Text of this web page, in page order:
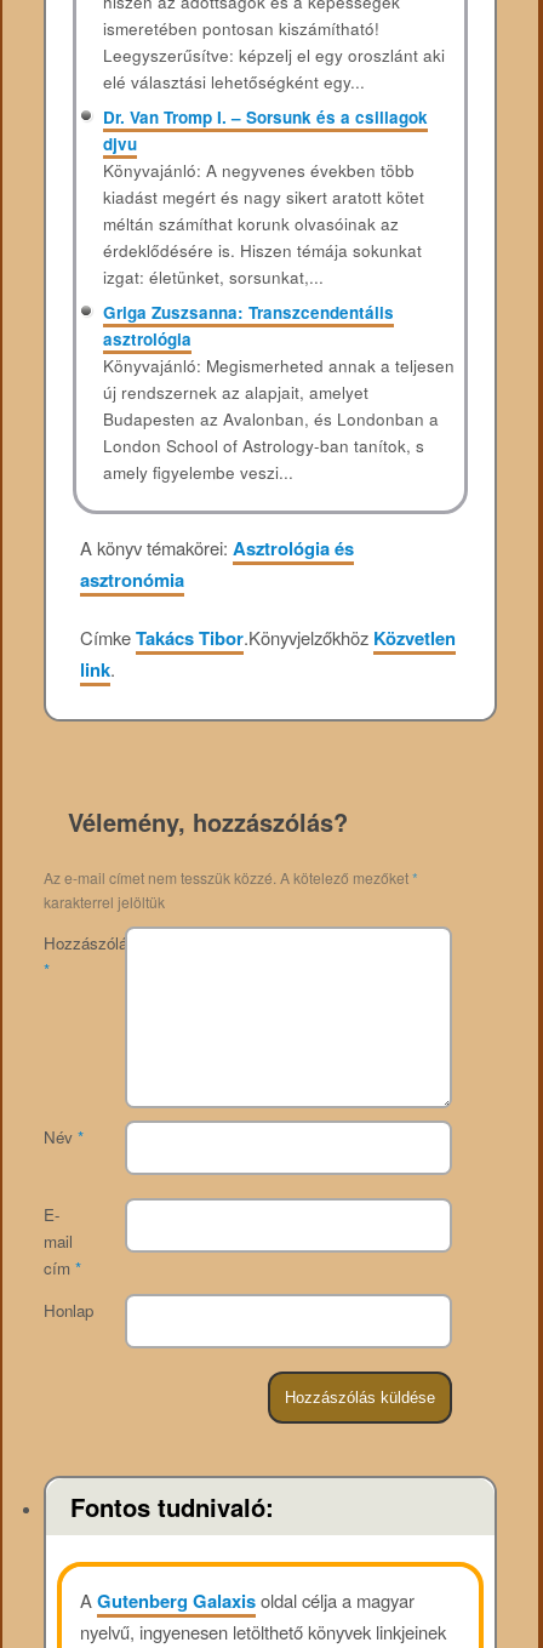
ismeretében pontosan kiszámítható!
Leegyszerűsítve: képzelj el egy oroszlánt aki
elé választási lehetőségként egy...
Dr. Van Tromp I. – Sorsunk és a csillagok
djvu
Könyvajánló: A negyvenes években több
kiadást megért és nagy sikert aratott kötet
méltán számíthat korunk olvasóinak az
érdeklődésére is. Hiszen témája sokunkat
izgat: életünket, sorsunkat,...
Griga Zuszsanna: Transzcendentális
asztrológia
Könyvajánló: Megismerheted annak a teljesen
új rendszernek az alapjait, amelyet
Budapesten az Avalonban, és Londonban a
London School of Astrology-ban tanítok, s
amely figyelembe veszi...
A könyv témakörei:Asztrológia és
asztronómia
CímkeTakács Tibor.Könyvjelzőkhöz Közvetlen
link.
Vélemény, hozzászólás?
Az e-mail címet nem tesszük közzé.A kötelező mezőket*
karakterrel jelöltük
Hozzászólás
*
Név *
E-
mail
cím *
Honlap
Fontos tudnivaló:
AGutenberg Galaxisoldal célja a magyar
nyelvű, ingyenesen letölthető könyvek linkjeinek